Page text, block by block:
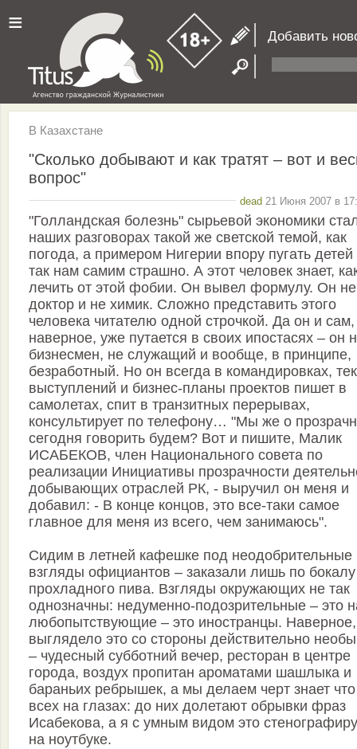
≡ Добавить
В Казахстане
"Сколько добывают и как тратят – вот и
вопрос"
dead 21 Июня 2007 в
"Голландская болезнь" сырьевой экономики
наших разговорах такой же светской темой, как
погода, а примером Нигерии впору пугать детей
так нам самим страшно. А этот человек знает,
лечить от этой фобии. Он вывел формулу. Он не
доктор и не химик. Сложно представить этого
человека читателю одной строчкой. Да он и сам,
наверное, уже путается в своих ипостасях – он
бизнесмен, не служащий и вообще, в принципе,
безработный. Но он всегда в командировках,
выступлений и бизнес-планы проектов пишет в
самолетах, спит в транзитных перерывах,
консультирует по телефону… "Мы же о
сегодня говорить будем? Вот и пишите, Малик
ИСАБЕКОВ, член Национального совета по
реализации Инициативы прозрачности
добывающих отраслей РК, - выручил он меня и
добавил: - В конце концов, это все-таки самое
главное для меня из всего, чем занимаюсь".
Сидим в летней кафешке под неодобрительные
взгляды официантов – заказали лишь по бокалу
прохладного пива. Взгляды окружающих не так
однозначны: недуменно-подозрительные – это
любопытствующие – это иностранцы. Наверное,
выглядело это со стороны действительно
– чудесный субботний вечер, ресторан в центре
города, воздух пропитан ароматами шашлыка и
бараньих ребрышек, а мы делаем черт знает
всех на глазах: до них долетают обрывки фраз
Исабекова, а я с умным видом это
на ноутбуке.